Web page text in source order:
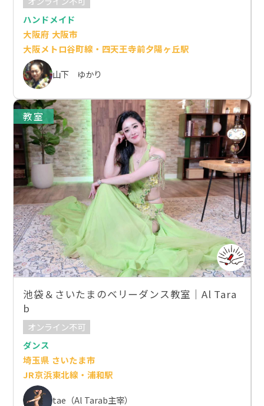
ハンドメイド
大阪府 大阪市
大阪メトロ谷町線・四天王寺前夕陽ヶ丘駅
山下 ゆかり
教室
池袋＆さいたまのベリーダンス教室｜Al Tara
b
オンライン不可
ダンス
埼玉県 さいたま市
JR京浜東北線・浦和駅
tae（Al Tarab主宰）